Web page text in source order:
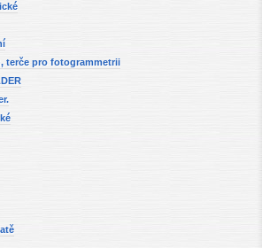
terče pro fotogrammetrii